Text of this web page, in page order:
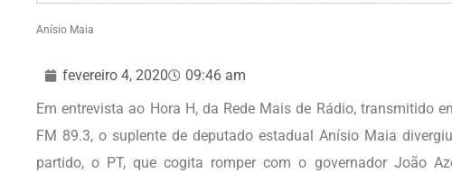
Anísio Maia
fevereiro 4, 2020
09:46 am
Em entrevista ao Hora H, da Rede Mais de Rádio, transmitido
FM 89.3, o suplente de deputado estadual Anísio Maia
partido, o PT, que cogita romper com o governador João